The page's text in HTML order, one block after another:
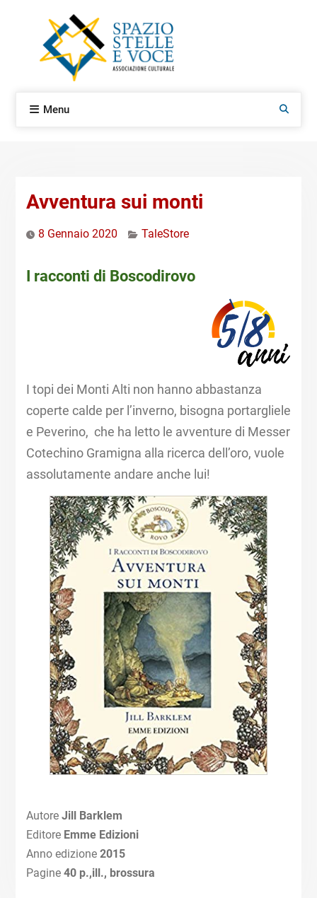
Menu Search
Avventura sui monti
8 Gennaio 2020 TaleStore
I racconti di Boscodirovo
I topi dei Monti Alti non hanno abbastanza
coperte calde per l’inverno, bisogna portargliele
e Peverino, che ha letto le avventure di Messer
Cotechino Gramigna alla ricerca dell’oro, vuole
assolutamente andare anche lui!
Autore Jill Barklem
Editore Emme Edizioni
Anno edizione 2015
Pagine40 p.,ill., brossura